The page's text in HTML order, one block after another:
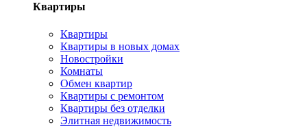
Квартиры
Квартиры
Квартиры в новых домах
Новостройки
Комнаты
Обмен квартир
Квартиры с ремонтом
Квартиры без отделки
Элитная недвижимость